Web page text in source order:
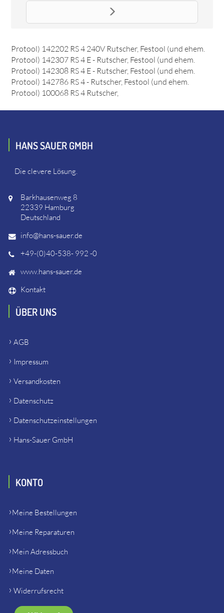
Ersatzteil Schleifschuh SSH-STF-80x1308
Das Ersatzteil "Schleifschuh SSH-STF-80x1308" online
Protool) 142202 RS 4 240V Rutscher, Festool (und ehem.
Protool) 142307 RS 4 E - Rutscher, Festool (und ehem.
Protool) 142308 RS 4 E - Rutscher, Festool (und ehem.
Protool) 142786 RS 4 - Rutscher, Festool (und ehem.
Protool) 100068 RS 4 Rutscher,
HANS SAUER GMBH
Die clevere Lösung.
Barkhausenweg 8
22339 Hamburg
Deutschland
info@hans-sauer.de
+49-(0)40-538- 992 -0
www.hans-sauer.de
Kontakt
ÜBER UNS
AGB
Impressum
Versandkosten
Datenschutz
Datenschutzeinstellungen
Hans-Sauer GmbH
KONTO
Meine Bestellungen
Meine Reparaturen
Mein Adressbuch
Meine Daten
Widerrufsrecht